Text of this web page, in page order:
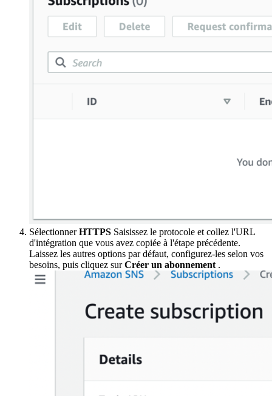
SélectionnerHTTPS Saisissez le protocole et collez l'URL
d'intégration que vous avez copiée à l'étape précédente.
Laissez les autres options par défaut, configurez-les selon vos
besoins, puis cliquez surCréer un abonnement .